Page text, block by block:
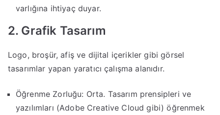
varlığına ihtiyaç duyar.
2. Grafik Tasarım
Logo, broşür, afiş ve dijital içerikler gibi görsel
tasarımlar yapan yaratıcı çalışma alanıdır.
Öğrenme Zorluğu: Orta. Tasarım prensipleri ve
yazılımları (Adobe Creative Cloud gibi) öğrenmek